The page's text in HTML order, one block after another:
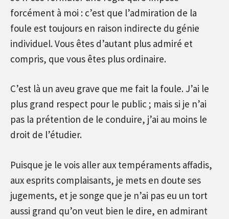
forcément à moi : c’est que l’admiration de la
foule est toujours en raison indirecte du génie
individuel. Vous êtes d’autant plus admiré et
compris, que vous êtes plus ordinaire.
C’est là un aveu grave que me fait la foule. J’ai le
plus grand respect pour le public ; mais si je n’ai
pas la prétention de le conduire, j’ai au moins le
droit de l’étudier.
Puisque je le vois aller aux tempéraments affadis,
aux esprits complaisants, je mets en doute ses
jugements, et je songe que je n’ai pas eu un tort
aussi grand qu’on veut bien le dire, en admirant